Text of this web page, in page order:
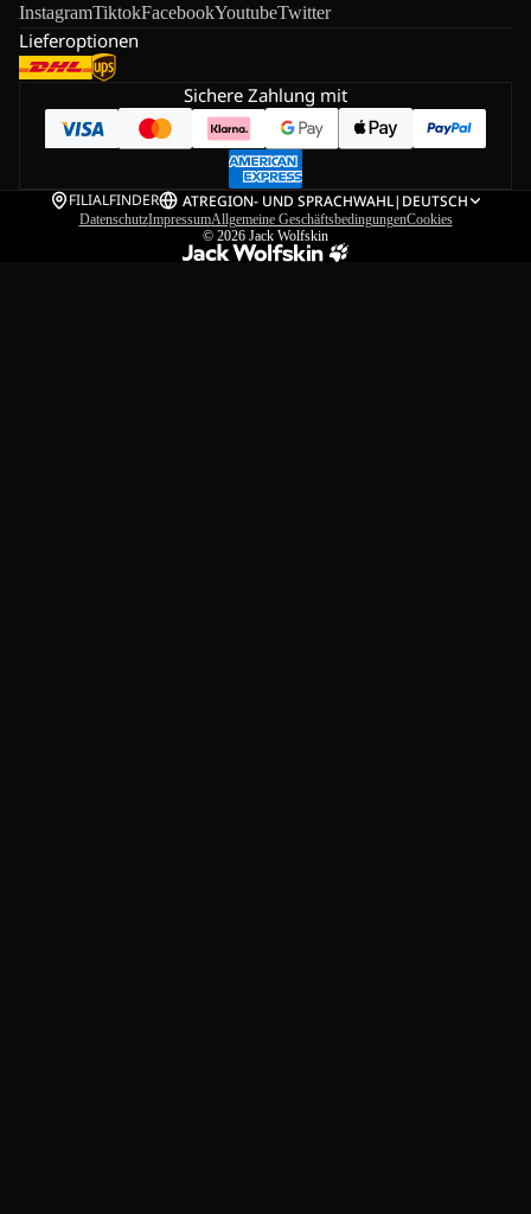
InstagramTiktokFacebookYoutubeTwitter
Lieferoptionen
Sichere Zahlung mit
FILIALFINDER ATREGION- UND SPRACHWAHL| DEUTSCH
DatenschutzImpressumAllgemeine GeschäftsbedingungenCookies
© 2026 Jack Wolfskin